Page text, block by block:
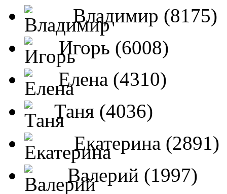
Владимир (8175)
Игорь (6008)
Елена (4310)
Таня (4036)
Екатерина (2891)
Валерий (1997)